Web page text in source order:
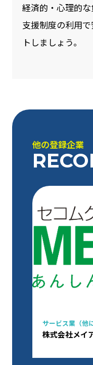
経済的・心理的
支援制度の利用
トしましょう。
他の登録企業
サービス業（他
株式会社メイ